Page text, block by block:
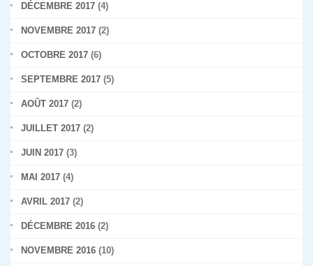
DÉCEMBRE 2017 (4)
NOVEMBRE 2017 (2)
OCTOBRE 2017 (6)
SEPTEMBRE 2017 (5)
AOÛT 2017 (2)
JUILLET 2017 (2)
JUIN 2017 (3)
MAI 2017 (4)
AVRIL 2017 (2)
DÉCEMBRE 2016 (2)
NOVEMBRE 2016 (10)